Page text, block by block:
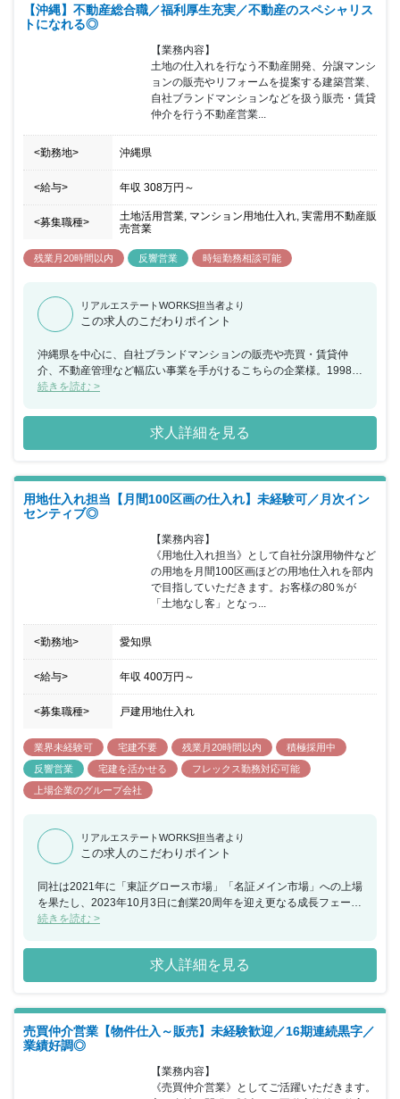
【沖縄】不動産総合職／福利厚生充実／不動産のスペシャリス
トになれる◎
【業務内容】
土地の仕入れを行なう不動産開発、分譲マンシ
ョンの販売やリフォームを提案する建築営業、
自社ブランドマンションなどを扱う販売・賃貸
仲介を行う不動産営業...
<勤務地> 沖縄県
<給与> 年収 308万円 ～
<募集職種>
土地活用営業, マンション用地仕入れ, 実需用不動産販
売営業
残業月20時間以内 反響営業 時短勤務相談可能
リアルエステートWORKS担当者より
この求人のこだわりポイント
沖縄県を中心に、自社ブランドマンションの販売や売買・賃貸仲
介、不動産管理など幅広い事業を手がけるこちらの企業様。1998年
の設立以来20年以上にわたり、仕入れから企画、販売までワンスト
肩上がりに推移しています。また未経験でのスタートが多数の中
で、研修には力を入れています。それぞれの経験に合わせてOJTを
行い、不動産業界の現状や営業のコツなど、先輩社員がイチから丁
キャリアパスも様々です。ジョブローテーション制度を活用して、
幅広く深い経験を積むことができ、オールラウンダーとして活躍で
きます。こちらの求人には、不動産業界でキャリアを築いていきた
続きを読む >
求人詳細を見る
用地仕入れ担当【月間100区画の仕入れ】未経験可／月次イン
センティブ◎
【業務内容】
《用地仕入れ担当》として自社分譲用物件など
の用地を月間100区画ほどの用地仕入れを部内
で目指していただきます。お客様の80％が
「土地なし客」となっ...
<勤務地> 愛知県
<給与> 年収 400万円 ～
<募集職種> 戸建用地仕入れ
業界未経験可 宅建不要 残業月20時間以内
積極採用中
反響営業
宅建を活かせる
フレックス勤務対応可能
上場企業のグループ会社
リアルエステートWORKS担当者より
この求人のこだわりポイント
同社は2021年に「東証グロース市場」「名証メイン市場」への上場
を果たし、2023年10月3日に創業20周年を迎え更なる成長フェーズ
に突入しております。23年に東海エリアにて1店舗、首都圏エリア
続けています。店舗の拡大に合わせ業績も右肩上がりに成長を続け
ており、24年1月期においては売上高過去最高を更新しておりま
す。20周年から先の10年をさらなる飛躍のステージと捉えており、
2019年には4年連続「5年成長率全国No.1」、2020年には「注文系
ビルダー売上東海エリアNo.1」獲得（住宅産業研究所調べ）するな
ど、確かな実績を誇り順調に次のステップに進んでいます。自社販
で、設計・施工・販売にいたるすべてを社内のプロジェクトで完結
できることが最大の強みとなっており、月の仕入れは平均100区画
続きを読む >
求人詳細を見る
売買仲介営業【物件仕入～販売】未経験歓迎／16期連続黒字／
業績好調◎
【業務内容】
《売買仲介営業》としてご活躍いただきます。